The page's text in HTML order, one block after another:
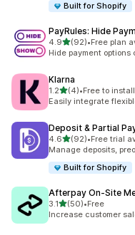
Built for Shopify
PayRules: Hide
4.95つ星中
(92)
合計レビュー数：92件
•Free plan
Hide payment
Klarna
1.25つ星中
(4)
合計レビュー数：4件
•Free to install
Easily integrate
Deposit & Partial
4.65つ星中
(92)
合計レビュー数：92件
•Free trial
Manage deposits,
Built for Shopify
Afterpay On‑Site
3.15つ星中
(50)
合計レビュー数：50件
•Free
Increase customer